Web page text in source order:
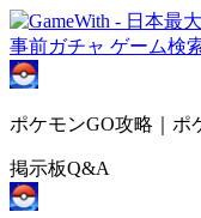
事前ガチャ ゲーム検
ポケモンGO攻略｜ポ
掲示板Q&A